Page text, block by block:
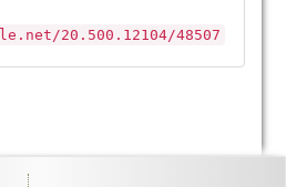
20.500.12104/48507